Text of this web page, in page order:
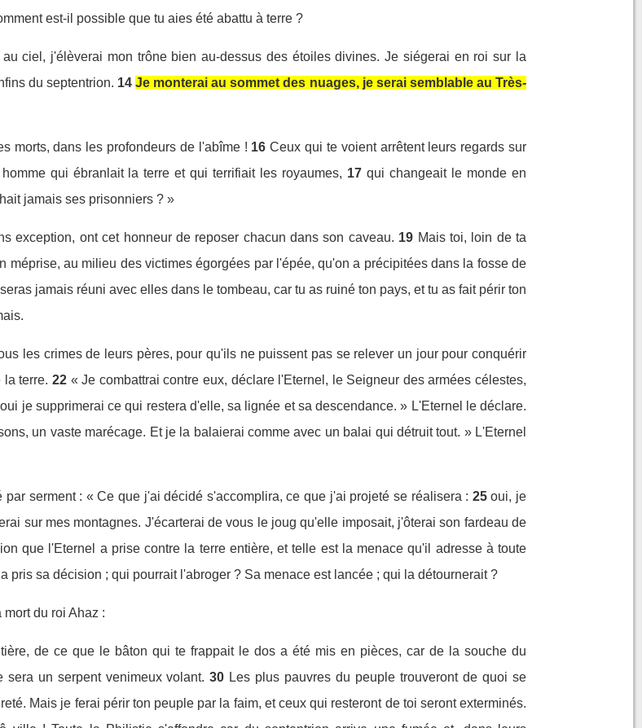
est-il possible que tu aies été abattu à terre ?
ciel, j'élèverai mon trône bien au-dessus des étoiles divines. Je siégerai en roi sur la
du septentrion. 14 Je monterai au sommet des nuages, je serai semblable au Très-
morts, dans les profondeurs de l'abîme ! 16 Ceux qui te voient arrêtent leurs regards sur
qui ébranlait la terre et qui terrifiait les royaumes, 17 qui changeait le monde en
jamais ses prisonniers ? »
exception, ont cet honneur de reposer chacun dans son caveau. 19 Mais toi, loin de ta
méprise, au milieu des victimes égorgées par l'épée, qu'on a précipitées dans la fosse de
jamais réuni avec elles dans le tombeau, car tu as ruiné ton pays, et tu as fait périr ton
les crimes de leurs pères, pour qu'ils ne puissent pas se relever un jour pour conquérir
la terre. 22 « Je combattrai contre eux, déclare l'Eternel, le Seigneur des armées célestes,
je supprimerai ce qui restera d'elle, sa lignée et sa descendance. » L'Eternel le déclare.
un vaste marécage. Et je la balaierai comme avec un balai qui détruit tout. » L'Eternel
par serment : « Ce que j'ai décidé s'accomplira, ce que j'ai projeté se réalisera : 25 oui, je
sur mes montagnes. J'écarterai de vous le joug qu'elle imposait, j'ôterai son fardeau de
que l'Eternel a prise contre la terre entière, et telle est la menace qu'il adresse à toute
pris sa décision ; qui pourrait l'abroger ? Sa menace est lancée ; qui la détournerait ?
du roi Ahaz :
de ce que le bâton qui te frappait le dos a été mis en pièces, car de la souche du
un serpent venimeux volant. 30 Les plus pauvres du peuple trouveront de quoi se
Mais je ferai périr ton peuple par la faim, et ceux qui resteront de toi seront exterminés.